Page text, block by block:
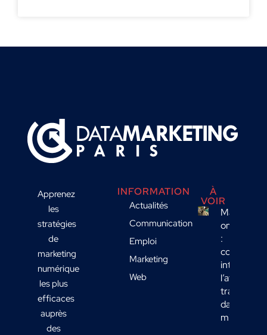
Apprenez
les
stratégies
de
marketing
numérique
les plus
efficaces
auprès
des
INFORMATION
Actualités
Communication
Emploi
Marketing
Web
À
VOIR
Marketing
omnicanal
:
comment
intégrer
l’affichage
transport
dans votre
mix média